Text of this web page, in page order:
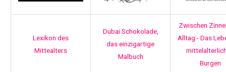
Lexikon des
Mittealters
Dubai Schokolade,
das einzigartige
Malbuch
Zwischen
Alltag - Das
Burgen